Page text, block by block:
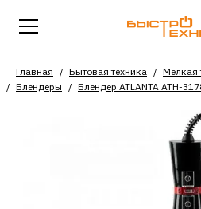
Главная Бытовая техника
Мелкая
Блендеры
Блендер ATLANTA ATH-